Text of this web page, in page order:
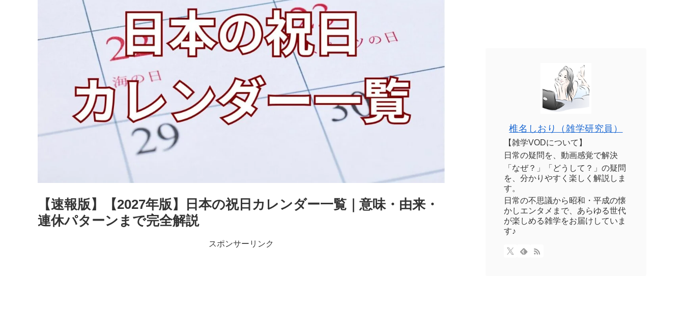
【速報版】【2027年版】日本の祝日カレンダー一覧｜意味・由来・
連休パターンまで完全解説
スポンサーリンク
椎名しおり（雑学研究員）
【雑学VODについて】
日常の疑問を、動画感覚で解決
「なぜ？」「どうして？」の疑問
を、分かりやすく楽しく解説しま
す。
日常の不思議から昭和・平成の懐
かしエンタメまで、あらゆる世代
が楽しめる雑学をお届けしていま
す♪